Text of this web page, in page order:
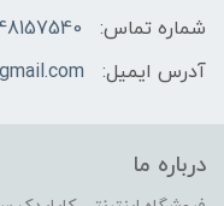
شماره تماس:
آدرس ایمیل:
درباره ما